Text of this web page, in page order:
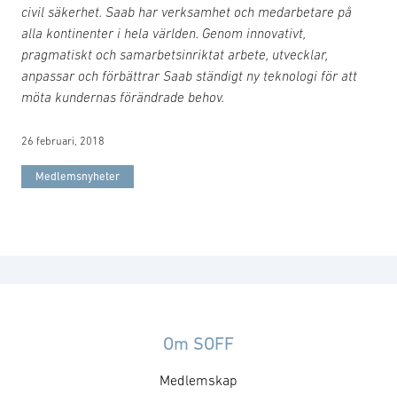
civil säkerhet. Saab har verksamhet och medarbetare på
alla kontinenter i hela världen. Genom innovativt,
pragmatiskt och samarbetsinriktat arbete, utvecklar,
anpassar och förbättrar Saab ständigt ny teknologi för att
möta kundernas förändrade behov.
26 februari, 2018
Medlemsnyheter
Om SOFF
Medlemskap